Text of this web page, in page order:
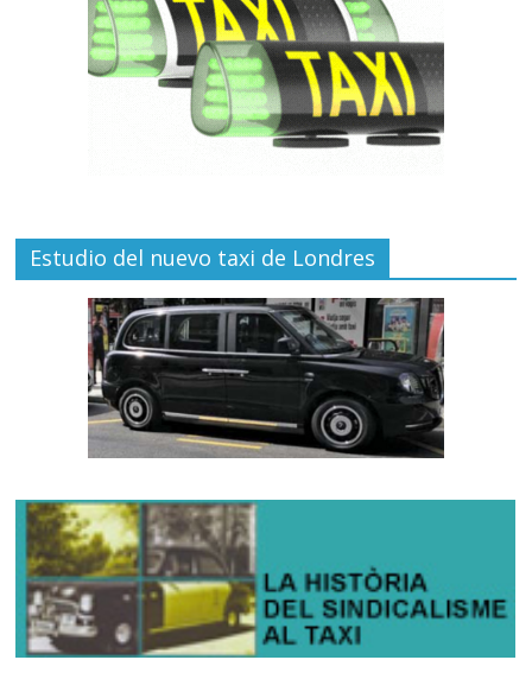
Estudio del nuevo taxi de Londres